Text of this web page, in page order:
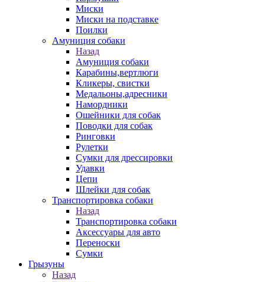
Миски
Миски на подставке
Поилки
Амуниция собаки
Назад
Амуниция собаки
Карабины,вертлюги
Кликеры, свистки
Медальоны,адресники
Намордники
Ошейники для собак
Поводки для собак
Ринговки
Рулетки
Сумки для дрессировки
Удавки
Цепи
Шлейки для собак
Транспортировка собаки
Назад
Транспортировка собаки
Аксессуары для авто
Переноски
Сумки
Грызуны
Назад